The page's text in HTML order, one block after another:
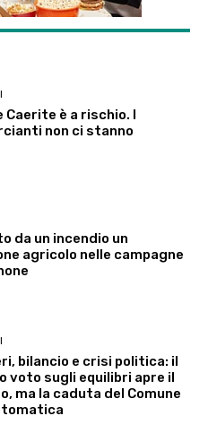
Caerite è a rischio. I
non ci stanno
da un incendio un
agricolo nelle campagne
bilancio e crisi politica: il
voto sugli equilibri apre il
ma la caduta del Comune